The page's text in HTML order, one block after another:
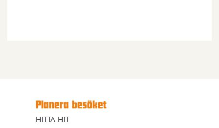
Planera besöket
HITTA HIT